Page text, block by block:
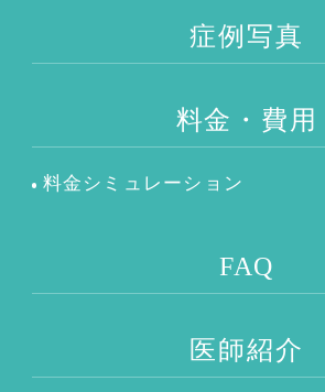
症例写真
料金・費用
料金シミュレーション
FAQ
医師紹介